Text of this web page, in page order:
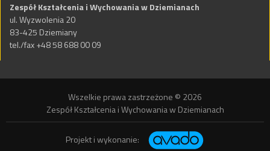
Zespół Kształcenia i Wychowania w Dziemianach
ul. Wyzwolenia 20
83-425 Dziemiany
tel./fax +48 58 688 00 09
Wszelkie prawa zastrzeżone © 2026
Zespół Kształcenia i Wychowania w Dziemianach
Projekt i wykonanie: